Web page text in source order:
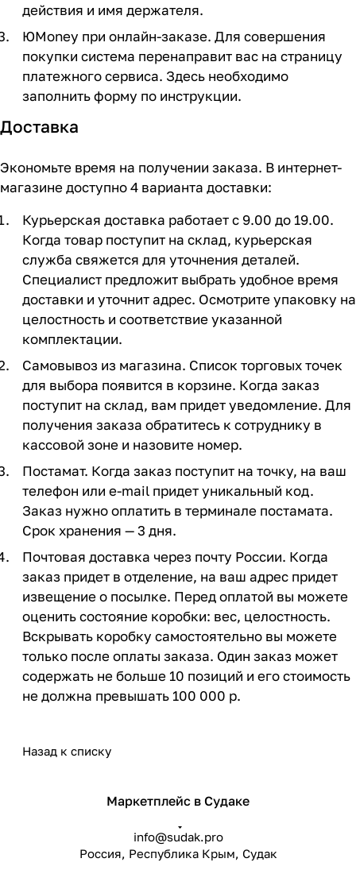
действия и имя держателя.
ЮMoney при онлайн-заказе. Для совершения
покупки система перенаправит вас на страницу
платежного сервиса. Здесь необходимо
заполнить форму по инструкции.
Доставка
Экономьте время на получении заказа. В интернет-
магазине доступно 4 варианта доставки:
Курьерская доставка работает с 9.00 до 19.00.
Когда товар поступит на склад, курьерская
служба свяжется для уточнения деталей.
Специалист предложит выбрать удобное время
доставки и уточнит адрес. Осмотрите упаковку на
целостность и соответствие указанной
комплектации.
Самовывоз из магазина. Список торговых точек
для выбора появится в корзине. Когда заказ
поступит на склад, вам придет уведомление. Для
получения заказа обратитесь к сотруднику в
кассовой зоне и назовите номер.
Постамат. Когда заказ поступит на точку, на ваш
телефон или e-mail придет уникальный код.
Заказ нужно оплатить в терминале постамата.
Срок хранения — 3 дня.
Почтовая доставка через почту России. Когда
заказ придет в отделение, на ваш адрес придет
извещение о посылке. Перед оплатой вы можете
оценить состояние коробки: вес, целостность.
Вскрывать коробку самостоятельно вы можете
только после оплаты заказа. Один заказ может
содержать не больше 10 позиций и его стоимость
не должна превышать 100 000 р.
Назад к списку
Маркетплейс в Судаке
info@sudak.pro
Россия, Республика Крым, Судак